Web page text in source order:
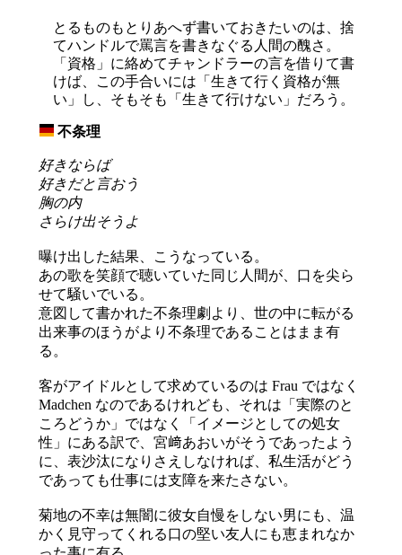
とるものもとりあへず書いておきたいのは、捨
てハンドルで罵言を書きなぐる人間の醜さ。
「資格」に絡めてチャンドラーの言を借りて書
けば、この手合いには「生きて行く資格が無
い」し、そもそも「生きて行けない」だろう。
不条理
好きならば
好きだと言おう
胸の内
さらけ出そうよ
曝け出した結果、こうなっている。
あの歌を笑顔で聴いていた同じ人間が、口を尖ら
せて騒いでいる。
意図して書かれた不条理劇より、世の中に転がる
出来事のほうがより不条理であることはまま有
る。
客がアイドルとして求めているのは Frau ではなく
Madchen なのであるけれども、それは「実際のと
ころどうか」ではなく「イメージとしての処女
性」にある訳で、宮﨑あおいがそうであったよう
に、表沙汰になりさえしなければ、私生活がどう
であっても仕事には支障を来たさない。
菊地の不幸は無闇に彼女自慢をしない男にも、温
かく見守ってくれる口の堅い友人にも恵まれなか